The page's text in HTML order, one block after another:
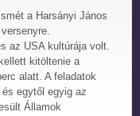
a Harsányi János
az USA kultúrája volt.
kitöltenie a
alatt. A feladatok
egytől egyig az
Államok